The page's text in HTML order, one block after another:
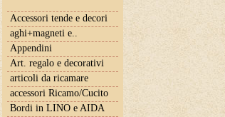
Accessori tende e decori
aghi+magneti e..
Appendini
Art. regalo e decorativi
articoli da ricamare
accessori Ricamo/Cucito
Bordi in LINO e AIDA